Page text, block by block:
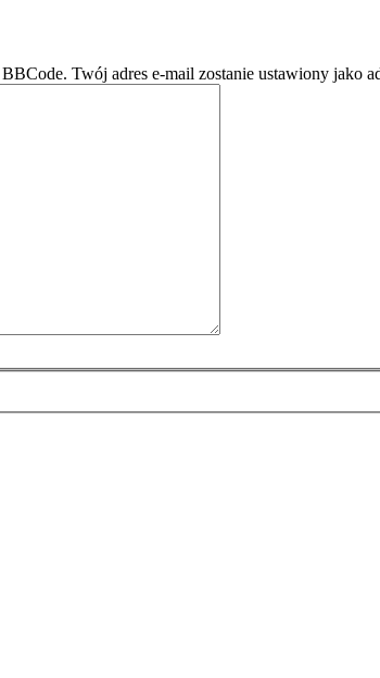
Twój adres e-mail zostanie ustawiony jako